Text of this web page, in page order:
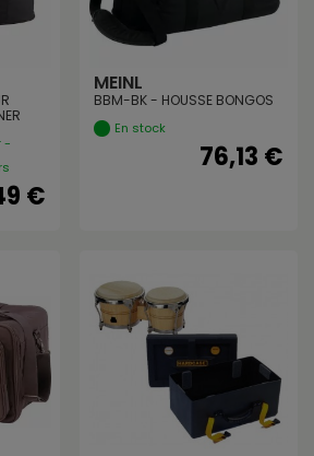
-
€
MEINL
BBM-BK - HOUSSE BONGOS
En stock
76,13 €